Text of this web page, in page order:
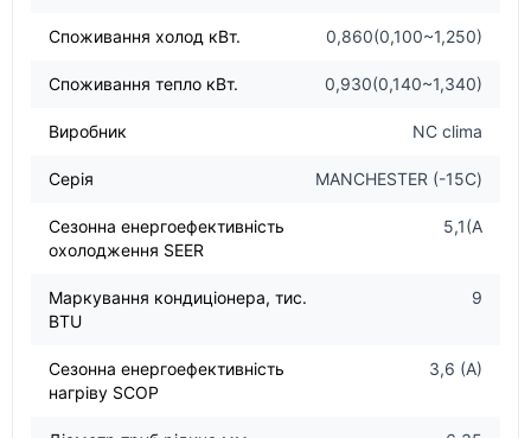
Споживання холод кВт. 0,860(0,100~1,250)
Споживання тепло кВт. 0,930(0,140~1,340)
Виробник NC clima
Серія MANCHESTER (-15С)
Сезонна енергоефективність
охолодження SEER
5,1(А
Маркування кондиціонера, тис.
BTU
9
Сезонна енергоефективність
нагріву SCOP
3,6 (A)